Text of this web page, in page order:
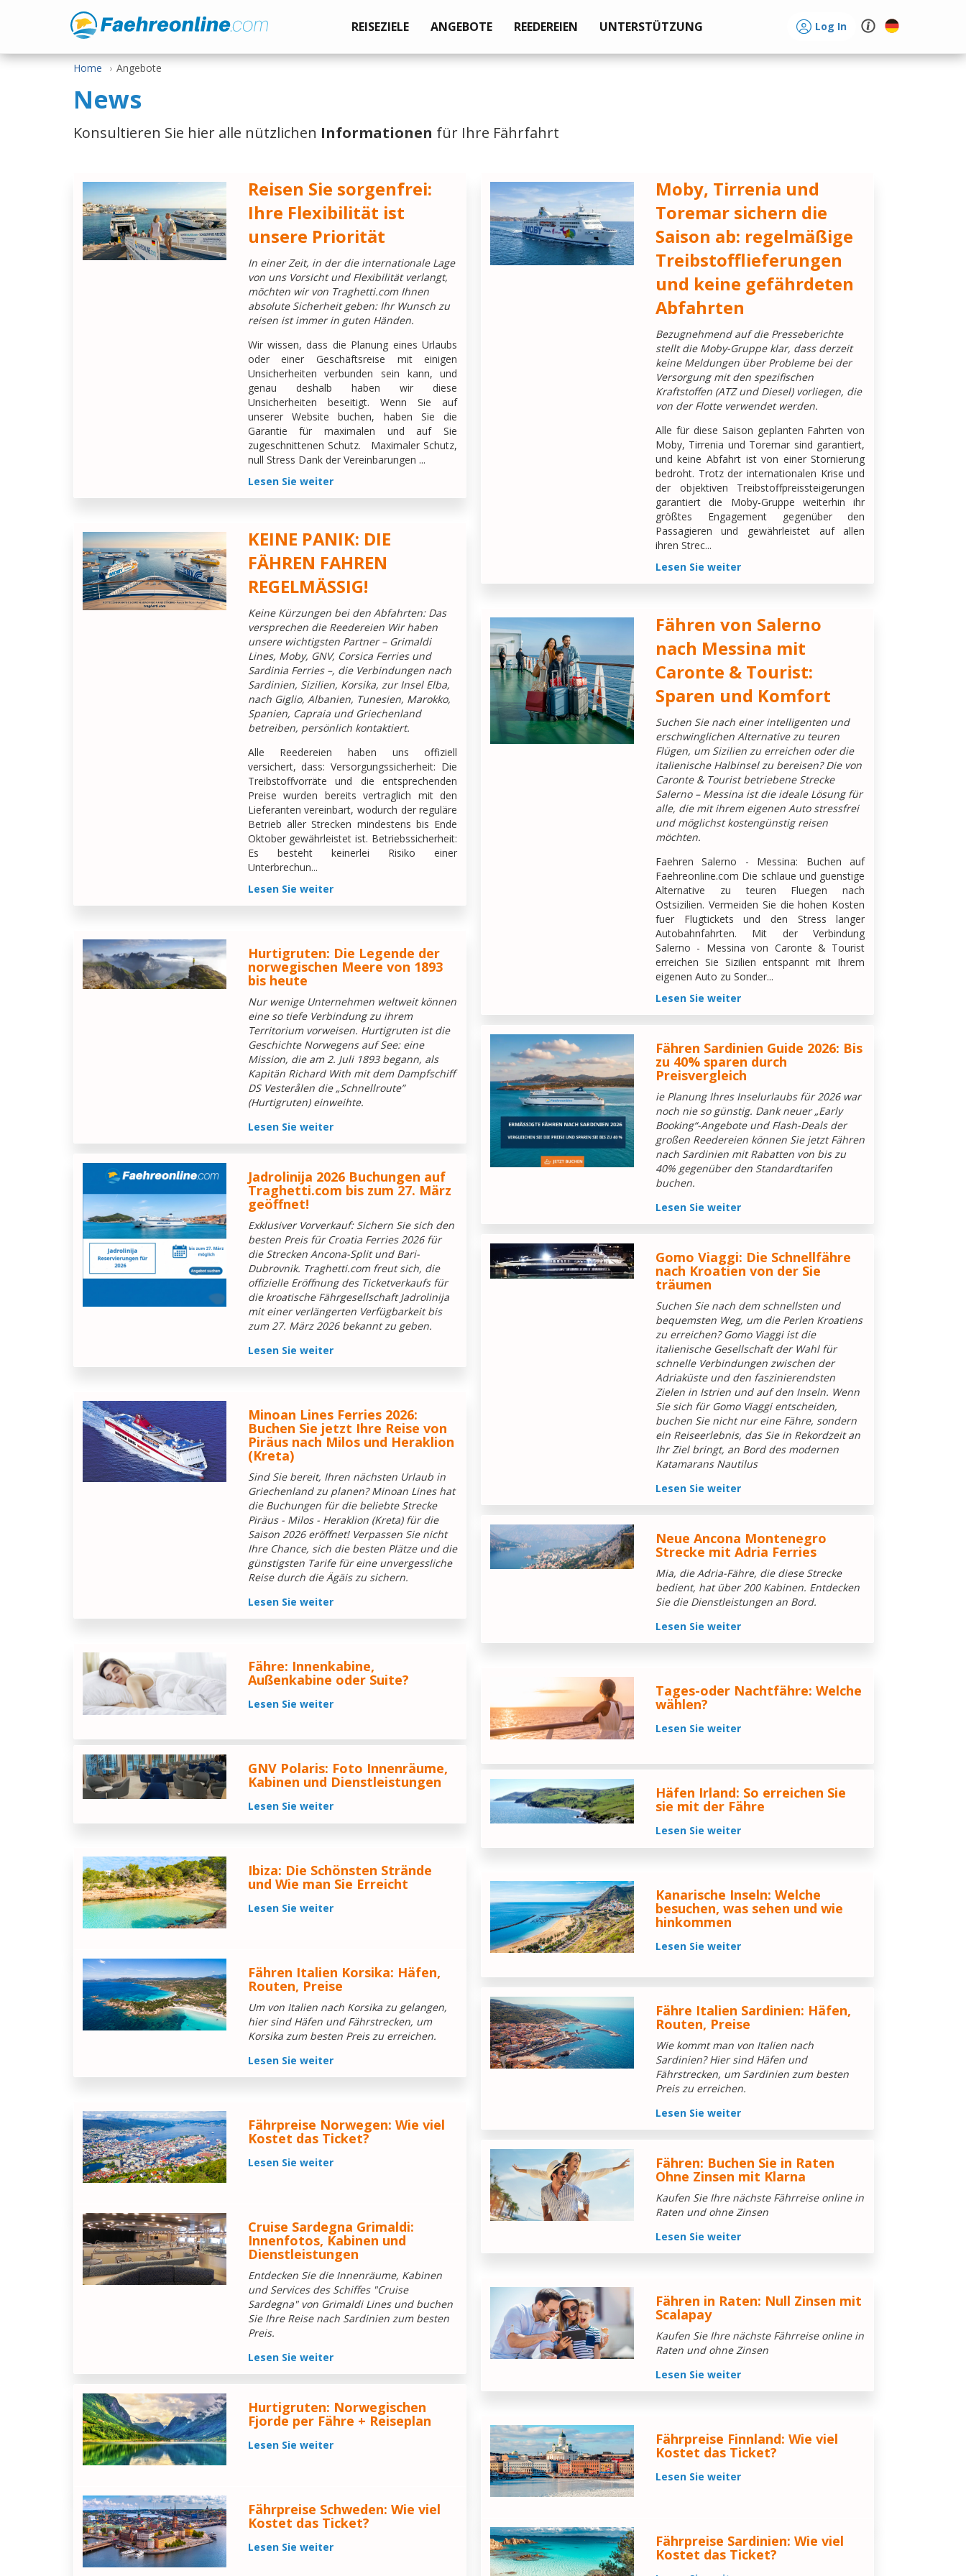
REISEZIELE ANGEBOTE REEDEREIEN UNTERSTÜTZUNG Log In
Home Angebote
News
Konsultieren Sie hier alle nützlichen Informationen für Ihre Fährfahrt
Reisen Sie sorgenfrei:
Ihre Flexibilität ist
unsere Priorität
In einer Zeit, in der die internationale Lage
von uns Vorsicht und Flexibilität verlangt,
möchten wir von Traghetti.com Ihnen
absolute Sicherheit geben: Ihr Wunsch zu
reisen ist immer in guten Händen.
Wir wissen, dass die Planung eines Urlaubs
oder einer Geschäftsreise mit einigen
Unsicherheiten verbunden sein kann, und
genau deshalb haben wir diese
Unsicherheiten beseitigt. Wenn Sie auf
unserer Website buchen, haben Sie die
Garantie für maximalen und auf Sie
zugeschnittenen Schutz. Maximaler Schutz,
null Stress Dank der Vereinbarungen ...
Lesen Sie weiter
Moby, Tirrenia und
Toremar sichern die
Saison ab: regelmäßige
Treibstofflieferungen
und keine gefährdeten
Abfahrten
Bezugnehmend auf die Presseberichte
stellt die Moby-Gruppe klar, dass derzeit
keine Meldungen über Probleme bei der
Versorgung mit den spezifischen
Kraftstoffen (ATZ und Diesel) vorliegen, die
von der Flotte verwendet werden.
Alle für diese Saison geplanten Fahrten von
Moby, Tirrenia und Toremar sind garantiert,
und keine Abfahrt ist von einer Stornierung
bedroht. Trotz der internationalen Krise und
der objektiven Treibstoffpreissteigerungen
garantiert die Moby-Gruppe weiterhin ihr
größtes Engagement gegenüber den
Passagieren und gewährleistet auf allen
ihren Strec...
Lesen Sie weiter
KEINE PANIK: DIE
FÄHREN FAHREN
REGELMÄSSIG!
Keine Kürzungen bei den Abfahrten: Das
versprechen die Reedereien Wir haben
unsere wichtigsten Partner – Grimaldi
Lines, Moby, GNV, Corsica Ferries und
Sardinia Ferries –, die Verbindungen nach
Sardinien, Sizilien, Korsika, zur Insel Elba,
nach Giglio, Albanien, Tunesien, Marokko,
Spanien, Capraia und Griechenland
betreiben, persönlich kontaktiert.
Alle Reedereien haben uns offiziell
versichert, dass: Versorgungssicherheit: Die
Treibstoffvorräte und die entsprechenden
Preise wurden bereits vertraglich mit den
Lieferanten vereinbart, wodurch der reguläre
Betrieb aller Strecken mindestens bis Ende
Oktober gewährleistet ist. Betriebssicherheit:
Es besteht keinerlei Risiko einer
Unterbrechun...
Lesen Sie weiter
Fähren von Salerno
nach Messina mit
Caronte & Tourist:
Sparen und Komfort
Suchen Sie nach einer intelligenten und
erschwinglichen Alternative zu teuren
Flügen, um Sizilien zu erreichen oder die
italienische Halbinsel zu bereisen? Die von
Caronte & Tourist betriebene Strecke
Salerno – Messina ist die ideale Lösung für
alle, die mit ihrem eigenen Auto stressfrei
und möglichst kostengünstig reisen
möchten.
Faehren Salerno - Messina: Buchen auf
Faehreonline.com Die schlaue und guenstige
Alternative zu teuren Fluegen nach
Ostsizilien. Vermeiden Sie die hohen Kosten
fuer Flugtickets und den Stress langer
Autobahnfahrten. Mit der Verbindung
Salerno - Messina von Caronte & Tourist
erreichen Sie Sizilien entspannt mit Ihrem
eigenen Auto zu Sonder...
Lesen Sie weiter
Hurtigruten: Die Legende der
norwegischen Meere von 1893
bis heute
Nur wenige Unternehmen weltweit können
eine so tiefe Verbindung zu ihrem
Territorium vorweisen. Hurtigruten ist die
Geschichte Norwegens auf See: eine
Mission, die am 2. Juli 1893 begann, als
Kapitän Richard With mit dem Dampfschiff
DS Vesterålen die „Schnellroute”
(Hurtigruten) einweihte.
Lesen Sie weiter
Fähren Sardinien Guide 2026: Bis
zu 40% sparen durch
Preisvergleich
ie Planung Ihres Inselurlaubs für 2026 war
noch nie so günstig. Dank neuer „Early
Booking“-Angebote und Flash-Deals der
großen Reedereien können Sie jetzt Fähren
nach Sardinien mit Rabatten von bis zu
40% gegenüber den Standardtarifen
buchen.
Lesen Sie weiter
Jadrolinija 2026 Buchungen auf
Traghetti.com bis zum 27. März
geöffnet!
Exklusiver Vorverkauf: Sichern Sie sich den
besten Preis für Croatia Ferries 2026 für
die Strecken Ancona-Split und Bari-
Dubrovnik. Traghetti.com freut sich, die
offizielle Eröffnung des Ticketverkaufs für
die kroatische Fährgesellschaft Jadrolinija
mit einer verlängerten Verfügbarkeit bis
zum 27. März 2026 bekannt zu geben.
Lesen Sie weiter
Gomo Viaggi: Die Schnellfähre
nach Kroatien von der Sie
träumen
Suchen Sie nach dem schnellsten und
bequemsten Weg, um die Perlen Kroatiens
zu erreichen? Gomo Viaggi ist die
italienische Gesellschaft der Wahl für
schnelle Verbindungen zwischen der
Adriaküste und den faszinierendsten
Zielen in Istrien und auf den Inseln. Wenn
Sie sich für Gomo Viaggi entscheiden,
buchen Sie nicht nur eine Fähre, sondern
ein Reiseerlebnis, das Sie in Rekordzeit an
Ihr Ziel bringt, an Bord des modernen
Katamarans Nautilus
Lesen Sie weiter
Minoan Lines Ferries 2026:
Buchen Sie jetzt Ihre Reise von
Piräus nach Milos und Heraklion
(Kreta)
Sind Sie bereit, Ihren nächsten Urlaub in
Griechenland zu planen? Minoan Lines hat
die Buchungen für die beliebte Strecke
Piräus - Milos - Heraklion (Kreta) für die
Saison 2026 eröffnet! Verpassen Sie nicht
Ihre Chance, sich die besten Plätze und die
günstigsten Tarife für eine unvergessliche
Reise durch die Ägäis zu sichern.
Lesen Sie weiter
Neue Ancona Montenegro
Strecke mit Adria Ferries
Mia, die Adria-Fähre, die diese Strecke
bedient, hat über 200 Kabinen. Entdecken
Sie die Dienstleistungen an Bord.
Lesen Sie weiter
Fähre: Innenkabine,
Außenkabine oder Suite?
Lesen Sie weiter
Tages-oder Nachtfähre: Welche
wählen?
Lesen Sie weiter
GNV Polaris: Foto Innenräume,
Kabinen und Dienstleistungen
Lesen Sie weiter
Häfen Irland: So erreichen Sie
sie mit der Fähre
Lesen Sie weiter
Ibiza: Die Schönsten Strände
und Wie man Sie Erreicht
Lesen Sie weiter
Kanarische Inseln: Welche
besuchen, was sehen und wie
hinkommen
Lesen Sie weiter
Fähren Italien Korsika: Häfen,
Routen, Preise
Um von Italien nach Korsika zu gelangen,
hier sind Häfen und Fährstrecken, um
Korsika zum besten Preis zu erreichen.
Lesen Sie weiter
Fähre Italien Sardinien: Häfen,
Routen, Preise
Wie kommt man von Italien nach
Sardinien? Hier sind Häfen und
Fährstrecken, um Sardinien zum besten
Preis zu erreichen.
Lesen Sie weiter
Fährpreise Norwegen: Wie viel
Kostet das Ticket?
Lesen Sie weiter Fähren: Buchen Sie in Raten
Ohne Zinsen mit Klarna
Kaufen Sie Ihre nächste Fährreise online in
Raten und ohne Zinsen
Lesen Sie weiter
Cruise Sardegna Grimaldi:
Innenfotos, Kabinen und
Dienstleistungen
Entdecken Sie die Innenräume, Kabinen
und Services des Schiffes "Cruise
Sardegna" von Grimaldi Lines und buchen
Sie Ihre Reise nach Sardinien zum besten
Preis.
Lesen Sie weiter
Fähren in Raten: Null Zinsen mit
Scalapay
Kaufen Sie Ihre nächste Fährreise online in
Raten und ohne Zinsen
Lesen Sie weiter
Hurtigruten: Norwegischen
Fjorde per Fähre + Reiseplan
Lesen Sie weiter Fährpreise Finnland: Wie viel
Kostet das Ticket?
Lesen Sie weiter
Fährpreise Schweden: Wie viel
Kostet das Ticket?
Lesen Sie weiter Fährpreise Sardinien: Wie viel
Kostet das Ticket?